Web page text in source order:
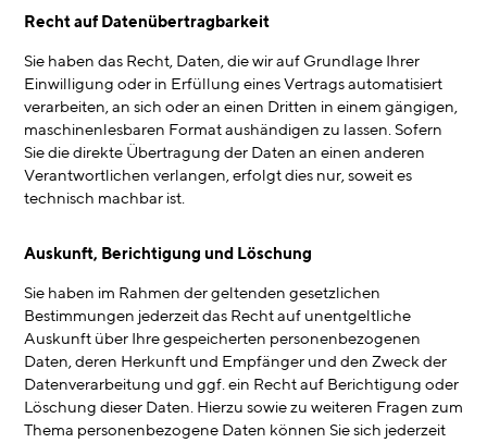
Recht auf Daten­übertrag­barkeit
Sie haben das Recht, Daten, die wir auf Grundlage Ihrer
Einwilligung oder in Erfüllung eines Vertrags automatisiert
verarbeiten, an sich oder an einen Dritten in einem gängigen,
maschinenlesbaren Format aushändigen zu lassen. Sofern
Sie die direkte Übertragung der Daten an einen anderen
Verantwortlichen verlangen, erfolgt dies nur, soweit es
technisch machbar ist.
Auskunft, Berichtigung und Löschung
Sie haben im Rahmen der geltenden gesetzlichen
Bestimmungen jederzeit das Recht auf unentgeltliche
Auskunft über Ihre gespeicherten personenbezogenen
Daten, deren Herkunft und Empfänger und den Zweck der
Datenverarbeitung und ggf. ein Recht auf Berichtigung oder
Löschung dieser Daten. Hierzu sowie zu weiteren Fragen zum
Thema personenbezogene Daten können Sie sich jederzeit